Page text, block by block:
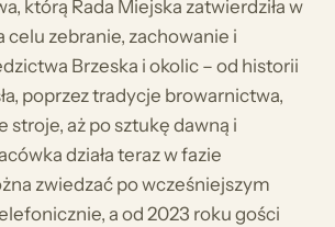
którą Rada Miejska zatwierdziła w
celu zebranie, zachowanie i
Brzeska i okolic – od historii
poprzez tradycje browarnictwa,
stroje, aż po sztukę dawną i
działa teraz w fazie
zwiedzać po wcześniejszym
a od 2023 roku gości